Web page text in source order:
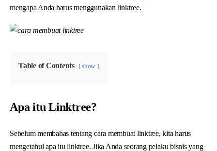
mengapa Anda harus menggunakan linktree.
Table of Contents show
Apa itu Linktree?
Sebelum membahas tentang cara membuat linktree, kita harus
mengetahui apa itu linktree. Jika Anda seorang pelaku bisnis yang